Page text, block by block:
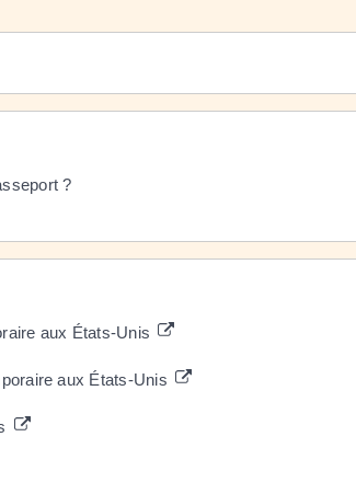
?
aux États-Unis
aux États-Unis